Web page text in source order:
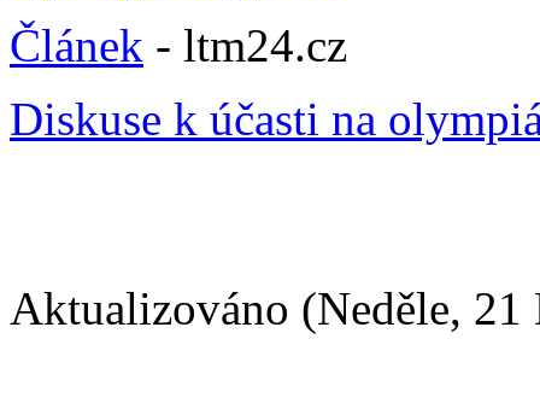
Článek - ltm24.cz
Diskuse k účasti na
Aktualizováno (Neděle, 21